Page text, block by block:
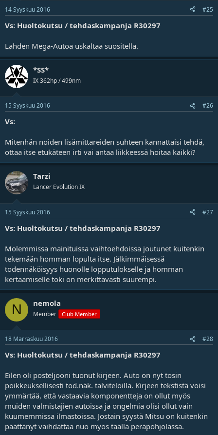
14 Syyskuu 2016 #25
Vs: Huoltokutsu / tehdaskampanja R30297
Lahden Mega-Autoa uskaltaa suositella.
*SS*
IX 362hp / 499nm
15 Syyskuu 2016 #26
Vs:
Mitenhän noiden lisämittareiden suhteen kannattaisi tehdä,
ottaa itse etukäteen irti vai antaa liikkeessä hoitaa kaikki?
Tarzi
Lancer Evolution IX
15 Syyskuu 2016 #27
Vs: Huoltokutsu / tehdaskampanja R30297
Molemmissa mainituissa vaihtoehdoissa joutunet kuitenkin
tekemään homman lopulta itse. Jälkimmäisessä
todennäköisyys huonolle lopputulokselle ja homman
kertaamiselle toki on merkittävästi suurempi.
N nemola
Member Club Member
18 Marraskuu 2016 #28
Vs: Huoltokutsu / tehdaskampanja R30297
Eilen oli posteljooni tuonut kirjeen. Auto on nyt tosin
poikkeuksellisesti tod.näk. talviteloilla. Kirjeen tekstistä voisi
ymmärtää, että vastaavia komponentteja on ollut myös
muiden valmistajien autoissa ja ongelmia olisi ollut vain
kuumemmissa ilmastoissa. Jostain syystä Mitsu on kuitenkin
päättänyt vaihdattaa nuo myös täällä peräpohjolassa.